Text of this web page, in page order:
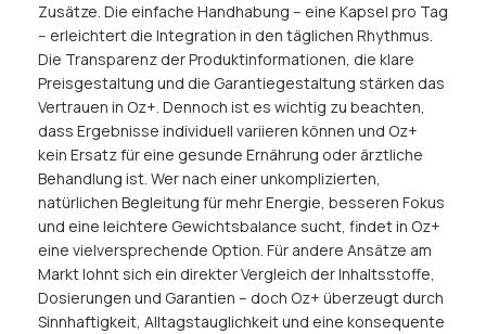
Zusätze. Die einfache Handhabung – eine Kapsel pro Tag
– erleichtert die Integration in den täglichen Rhythmus.
Die Transparenz der Produktinformationen, die klare
Preisgestaltung und die Garantiegestaltung stärken das
Vertrauen in Oz+. Dennoch ist es wichtig zu beachten,
dass Ergebnisse individuell variieren können und Oz+
kein Ersatz für eine gesunde Ernährung oder ärztliche
Behandlung ist. Wer nach einer unkomplizierten,
natürlichen Begleitung für mehr Energie, besseren Fokus
und eine leichtere Gewichtsbalance sucht, findet in Oz+
eine vielversprechende Option. Für andere Ansätze am
Markt lohnt sich ein direkter Vergleich der Inhaltsstoffe,
Dosierungen und Garantien – doch Oz+ überzeugt durch
Sinnhaftigkeit, Alltagstauglichkeit und eine konsequente